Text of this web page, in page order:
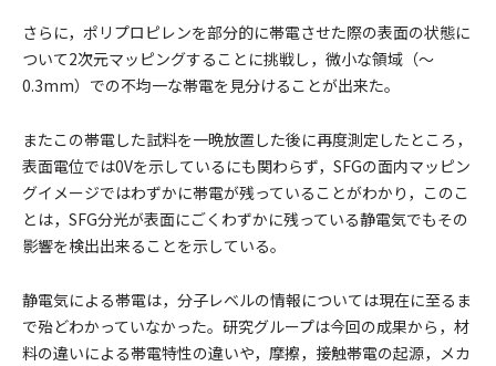
さらに，ポリプロピレンを部分的に帯電させた際の表⾯の状態に
ついて2次元マッピングすることに挑戦し，微⼩な領域（〜
0.3mm）での不均⼀な帯電を⾒分けることが出来た。
またこの帯電した試料を⼀晩放置した後に再度測定したところ，
表⾯電位では0Vを⽰しているにも関わらず，SFGの⾯内マッピン
グイメージではわずかに帯電が残っていることがわかり，このこ
とは，SFG分光が表⾯にごくわずかに残っている静電気でもその
影響を検出出来ることを⽰している。
静電気による帯電は，分⼦レベルの情報については現在に⾄るま
で殆どわかっていなかった。研究グループは今回の成果から，材
料の違いによる帯電特性の違いや，摩擦，接触帯電の起源，メカ